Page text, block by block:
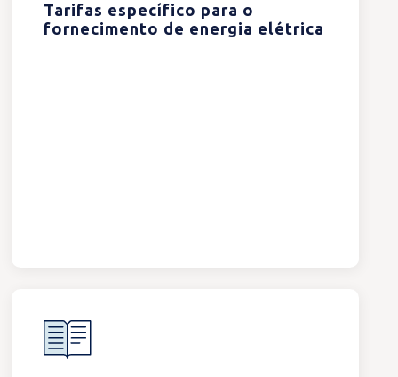
Tarifas específico para o
fornecimento de energia elétrica